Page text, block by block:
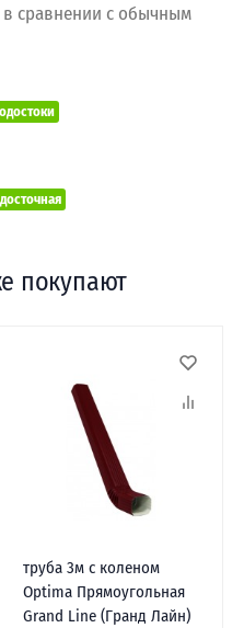
в сравнении с обычным
покупают
труба 3м с коленом
Optima Прямоугольная
Grand Line (Гранд Лайн)